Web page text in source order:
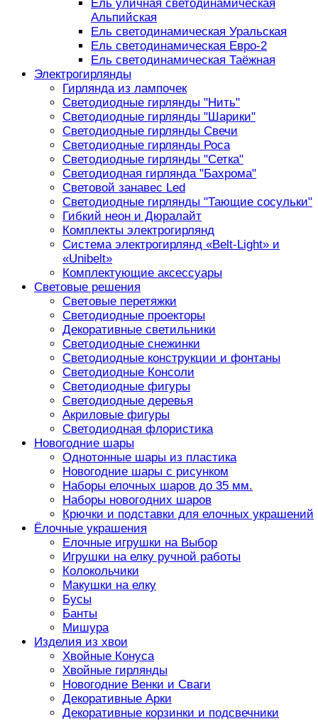
Ель уличная светодинамическая
Альпийская
Ель светодинамическая Уральская
Ель светодинамическая Евро-2
Ель светодинамическая Таёжная
Электрогирлянды
Гирлянда из лампочек
Светодиодные гирлянды "Нить"
Светодиодные гирлянды "Шарики"
Светодиодные гирлянды Свечи
Светодиодные гирлянды Роса
Светодиодные гирлянды "Сетка"
Светодиодная гирлянда "Бахрома"
Световой занавес Led
Светодиодные гирлянды "Тающие сосульки"
Гибкий неон и Дюралайт
Комплекты электрогирлянд
Система электрогирлянд «Belt-Light» и
«Unibelt»
Комплектующие аксессуары
Световые решения
Световые перетяжки
Светодиодные проекторы
Декоративные светильники
Светодиодные снежинки
Светодиодные конструкции и фонтаны
Светодиодные Консоли
Светодиодные фигуры
Светодиодные деревья
Акриловые фигуры
Светодиодная флористика
Новогодние шары
Однотонные шары из пластика
Новогодние шары с рисунком
Наборы елочных шаров до 35 мм.
Наборы новогодних шаров
Крючки и подставки для елочных украшений
Ёлочные украшения
Елочные игрушки на Выбор
Игрушки на елку ручной работы
Колокольчики
Макушки на елку
Бусы
Банты
Мишура
Изделия из хвои
Хвойные Конуса
Хвойные гирлянды
Новогодние Венки и Сваги
Декоративные Арки
Декоративные корзинки и подсвечники